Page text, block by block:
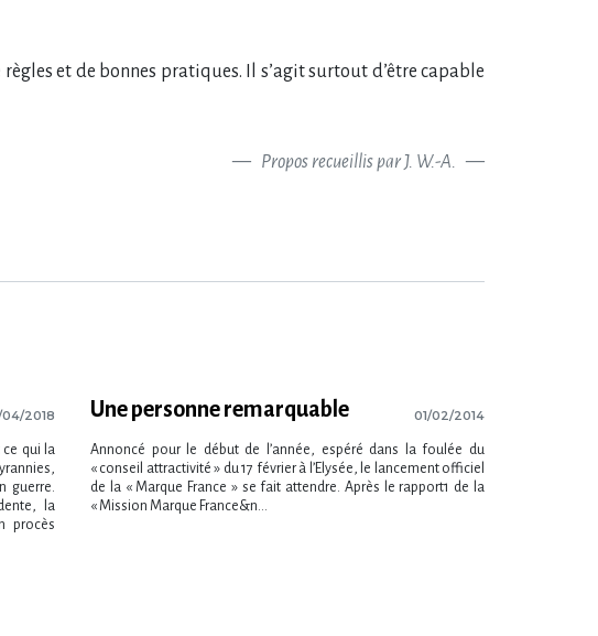
et de bonnes pratiques. Il s’agit surtout d’être capable
Propos recueillis par J. W.-A.
2018
ce qui la
guerre.
la
procès
Une personne remarquable 01/02/2014
Annoncé pour le début de l’année, espéré dans la foulée du
« conseil attractivité » du 17 février à l’Elysée, le lancement officiel
de la « Marque France » se fait attendre. Après le rapport1 de la
« Mission Marque France&n...